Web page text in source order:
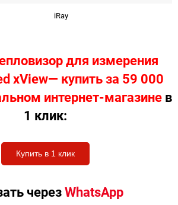
iRay
для измерения
xView— купить за 59 000
интернет-магазине в
1 клик:
Купить в 1 клик
черезWhatsApp